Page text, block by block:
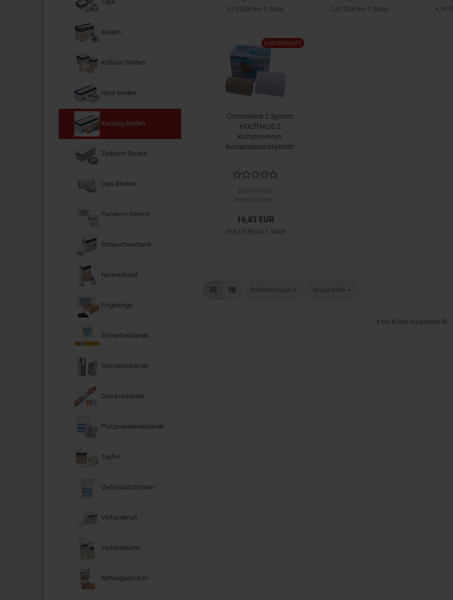
3,29 EUR pro 1 Stück 2,81 EUR pro 1 Stück 4,39
AUSVERKAUFT
Cottonelast 2 System
HOLTHAUS 2
Komponenten
Kompressionssystem
16,83 EUR
16,83 EUR pro 1 Stück
Sortieren nach
Sortieren nach 56 pro Seite
pro Seite
1 bis 5(von insgesamt 5)
Tape
Binden
Kohäsiv Binden
Ideal Binden
Kurzzug Binden
Zinkleim Binden
Gips Binden
Fixoderm Stretch
Schlauchverband
Netzverband
Fingerlinge
Schnellverbände
Spezialverbände
Druckverbände
Platzwundenverbände
Tupfer
Verbandstoffrollen
Verbandmull
Verbandwatte
Rettungsdecken